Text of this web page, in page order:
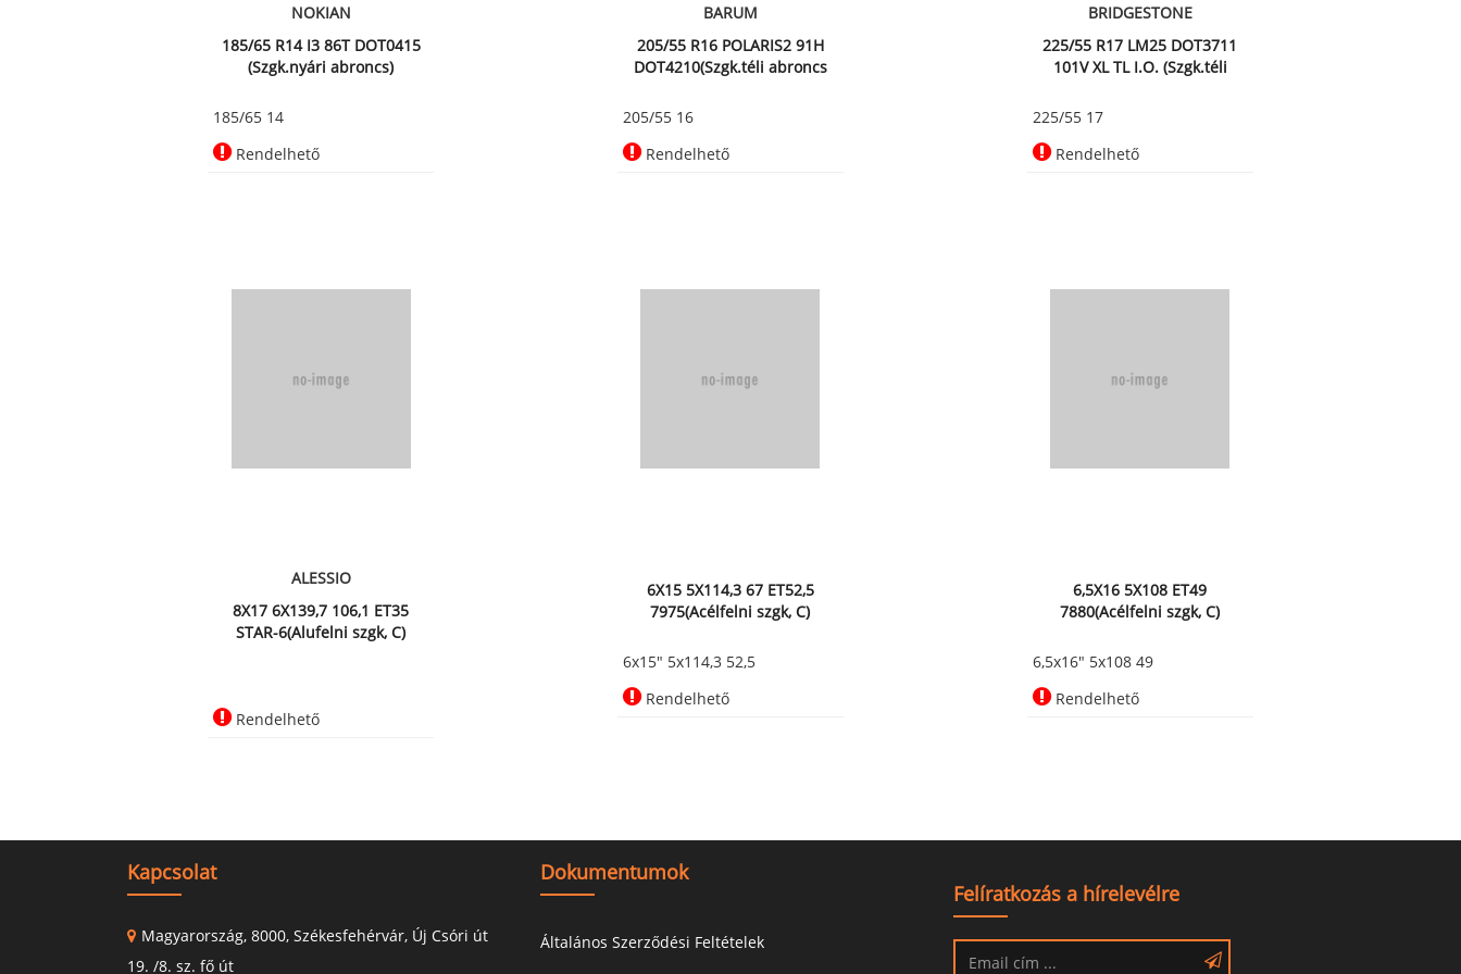
NOKIAN
185/65 R14 I3 86T DOT0415
(Szgk.nyári abroncs)
185/65 14
Rendelhető
BARUM
205/55 R16 POLARIS2 91H
DOT4210(Szgk.téli abroncs
205/55 16
Rendelhető
BRIDGESTONE
225/55 R17 LM25 DOT3711
101V XL TL I.O. (Szgk.téli
225/55 17
Rendelhető
ALESSIO
8X17 6X139,7 106,1 ET35
STAR-6(Alufelni szgk, C)
Rendelhető
6X15 5X114,3 67 ET52,5
7975(Acélfelni szgk, C)
6x15" 5x114,3 52,5
Rendelhető
6,5X16 5X108 ET49
7880(Acélfelni szgk, C)
6,5x16" 5x108 49
Rendelhető
Kapcsolat
Magyarország, 8000, Székesfehérvár, Új Csóri út
19. /8. sz. fő út
Dokumentumok
Általános Szerződési Feltételek
Felíratkozás a hírelevélre